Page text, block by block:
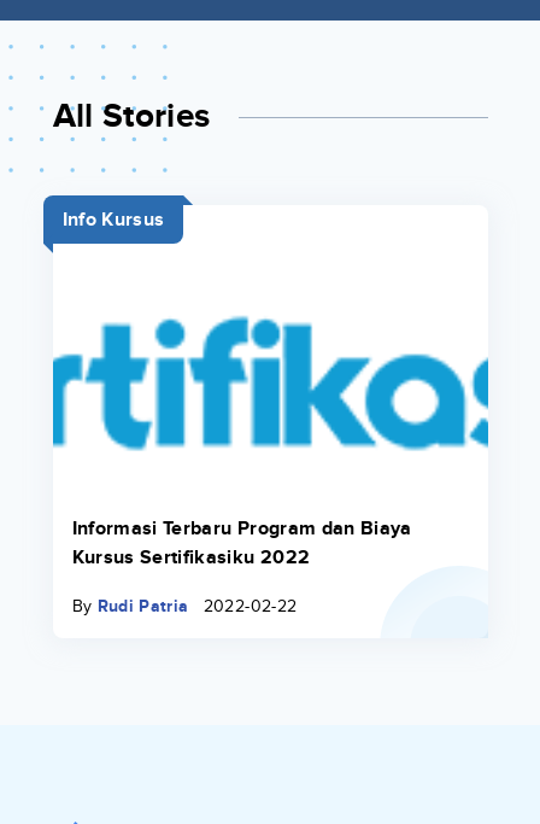
All Stories
Info Kursus
Informasi Terbaru Program dan Biaya
Kursus Sertifikasiku 2022
By Rudi Patria 2022-02-22